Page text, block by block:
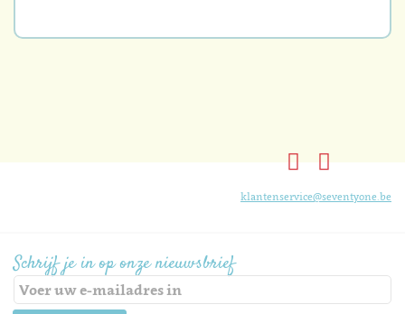
Schrijf je in op onze nieuwsbrief
klantenservice@seventyone.be